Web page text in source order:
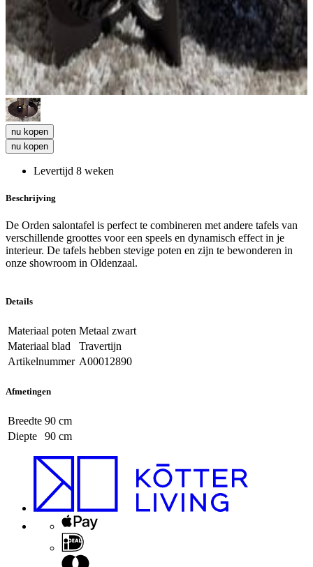
nu kopen
nu kopen
Levertijd 8 weken
Beschrijving
De Orden salontafel is perfect te combineren met andere tafels van
verschillende groottes voor een speels en dynamisch effect in je
interieur. De tafels hebben stevige poten en zijn te bewonderen in
onze showroom in Oldenzaal.
Details
Materiaal poten Metaal zwart
Materiaal blad
Travertijn
Artikelnummer A00012890
Afmetingen
Breedte 90 cm
Diepte
90 cm